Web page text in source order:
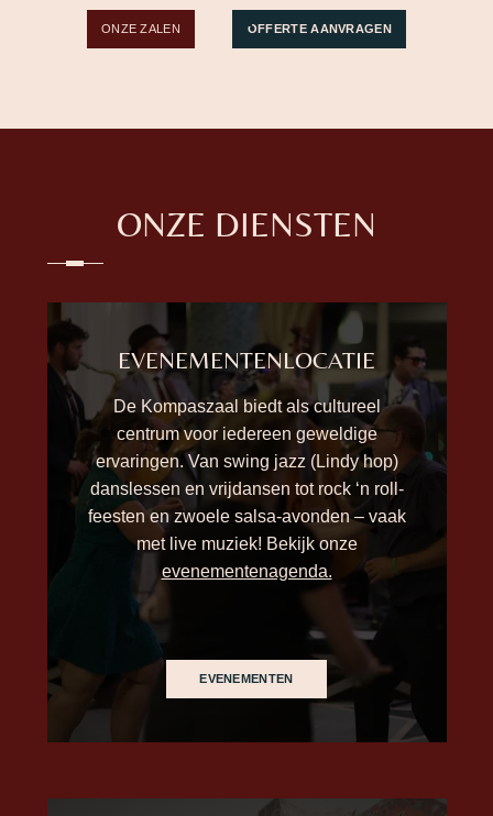
ONZE ZALEN OFFERTE AANVRAGEN
ONZE DIENSTEN
EVENEMENTENLOCATIE
De Kompaszaal biedt als cultureel
centrum voor iedereen geweldige
ervaringen. Van swing jazz (Lindy hop)
danslessen en vrijdansen tot rock ‘n roll-
feesten en zwoele salsa-avonden – vaak
met live muziek! Bekijk onze
evenementenagenda.
EVENEMENTEN